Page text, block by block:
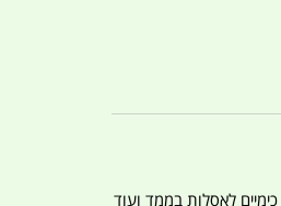
לאסלות בממד ועוד